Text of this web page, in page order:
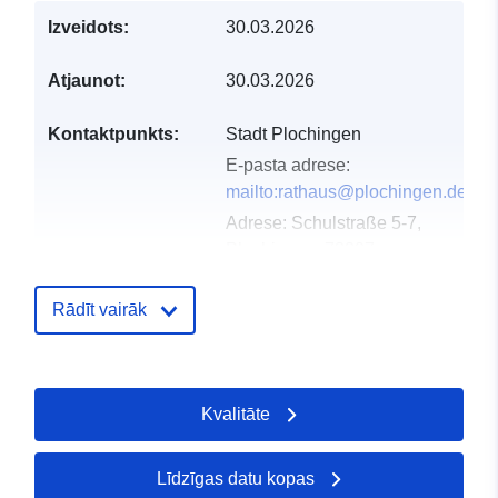
Izveidots: 30.03.2026
Atjaunot: 30.03.2026
Kontaktpunkts:
Stadt Plochingen
E-pasta adrese:
mailto:rathaus@plochingen.de
Adrese: Schulstraße 5-7,
Kataloga
Pievienots data.europa.eu: 11
2026
Jaunākā informācija par
30 July 2026
Rādīt vairāk
Kvalitāte
Līdzīgas datu kopas